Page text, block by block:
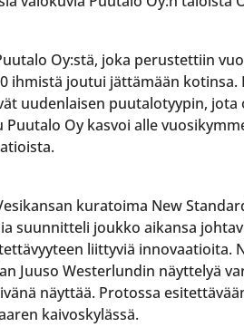
Oy:stä, joka perustettiin
ihmistä joutui jättämään
uudenlaisen puutalotyypin,
Oy kasvoi alle
kuratoima New
suunnitteli joukko aikansa
liittyviä innovaatioita.
Juuso Westerlundin näyttelyä
näyttää. Protossa
kaivoskylässä.